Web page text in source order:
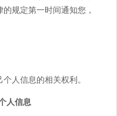
规定第一时间通知您，
人信息的相关权利。
人信息